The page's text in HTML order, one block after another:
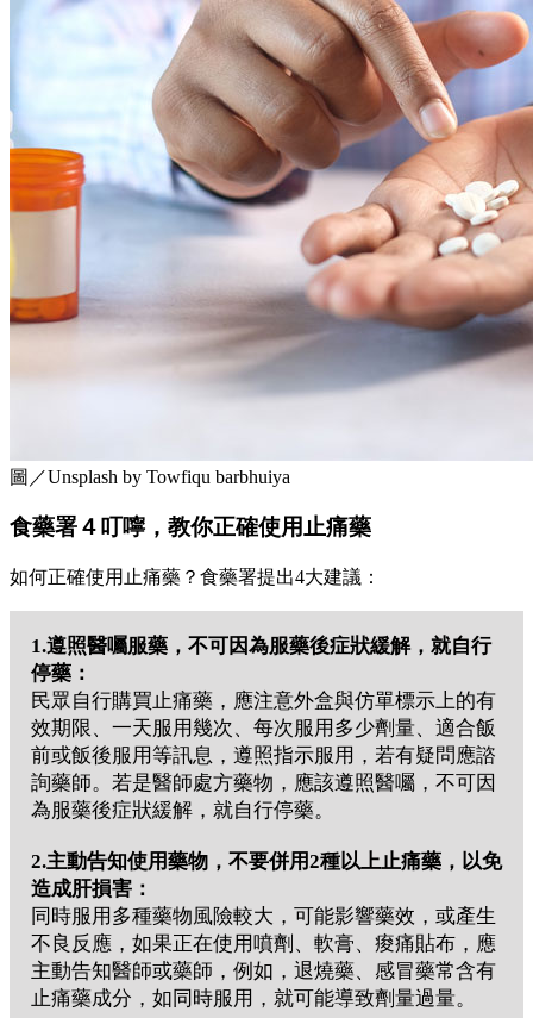
圖／Unsplash by Towfiqu barbhuiya
食藥署４叮嚀，教你正確使用止痛藥
如何正確使用止痛藥？食藥署提出4大建議：
1.遵照醫囑服藥，不可因為服藥後症狀緩解，就自行
停藥：
民眾自行購買止痛藥，應注意外盒與仿單標示上的有
效期限、一天服用幾次、每次服用多少劑量、適合飯
前或飯後服用等訊息，遵照指示服用，若有疑問應諮
詢藥師。若是醫師處方藥物，應該遵照醫囑，不可因
為服藥後症狀緩解，就自行停藥。
2.主動告知使用藥物，不要併用2種以上止痛藥，以免
造成肝損害：
同時服用多種藥物風險較大，可能影響藥效，或產生
不良反應，如果正在使用噴劑、軟膏、痠痛貼布，應
主動告知醫師或藥師，例如，退燒藥、感冒藥常含有
止痛藥成分，如同時服用，就可能導致劑量過量。